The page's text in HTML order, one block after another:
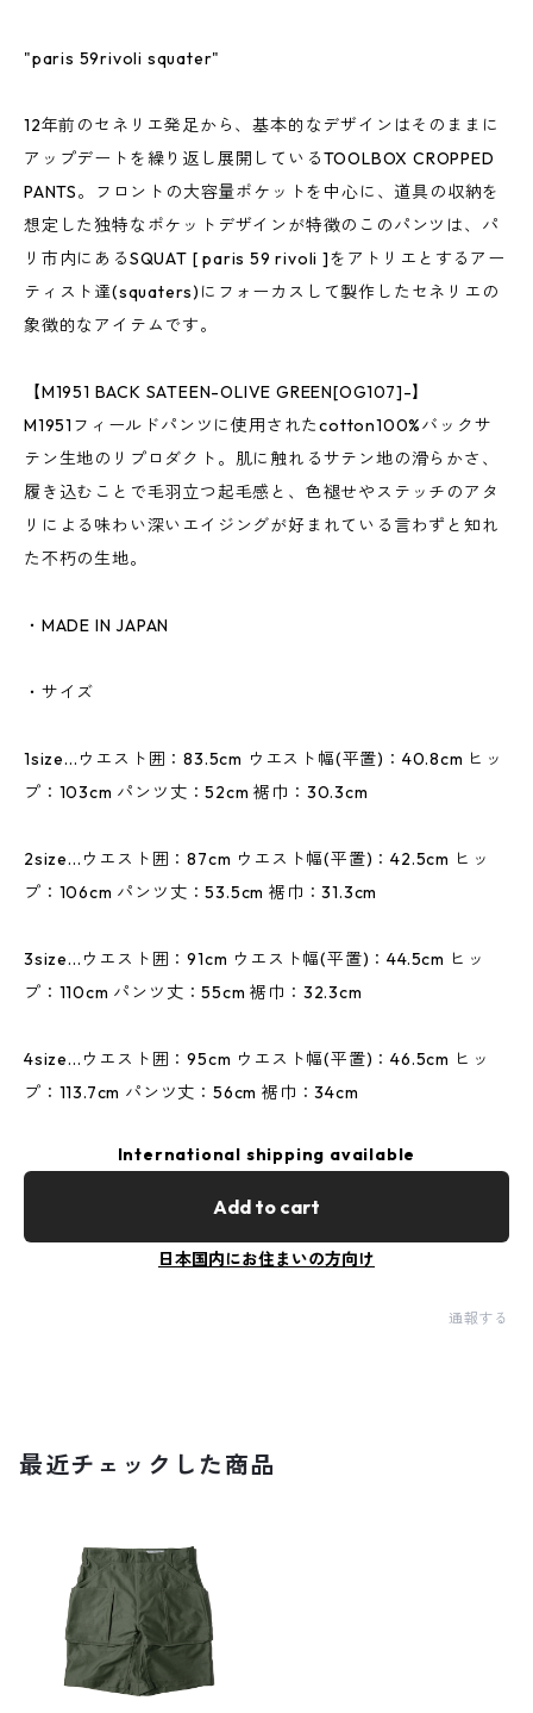
"paris 59rivoli squater"
12年前のセネリエ発足から、基本的なデザインはそのままに
アップデートを繰り返し展開しているTOOLBOX CROPPED
PANTS。フロントの大容量ポケットを中心に、道具の収納を
想定した独特なポケットデザインが特徴のこのパンツは、パ
リ市内にあるSQUAT [ paris 59 rivoli ]をアトリエとするアー
ティスト達(squaters)にフォーカスして製作したセネリエの
象徴的なアイテムです。
【M1951 BACK SATEEN-OLIVE GREEN[OG107]-】
M1951フィールドパンツに使用されたcotton100%バックサ
テン生地のリプロダクト。肌に触れるサテン地の滑らかさ、
履き込むことで毛羽立つ起毛感と、色褪せやステッチのアタ
リによる味わい深いエイジングが好まれている言わずと知れ
た不朽の生地。
・MADE IN JAPAN
・サイズ
1size...ウエスト囲：83.5cm ウエスト幅(平置)：40.8cm ヒッ
プ：103cm パンツ丈：52cm 裾巾：30.3cm
2size...ウエスト囲：87cm ウエスト幅(平置)：42.5cm ヒッ
プ：106cm パンツ丈：53.5cm 裾巾：31.3cm
3size...ウエスト囲：91cm ウエスト幅(平置)：44.5cm ヒッ
プ：110cm パンツ丈：55cm 裾巾：32.3cm
4size...ウエスト囲：95cm ウエスト幅(平置)：46.5cm ヒッ
プ：113.7cm パンツ丈：56cm 裾巾：34cm
International shipping available
Add to cart
日本国内にお住まいの方向け
通報する
最近チェックした商品